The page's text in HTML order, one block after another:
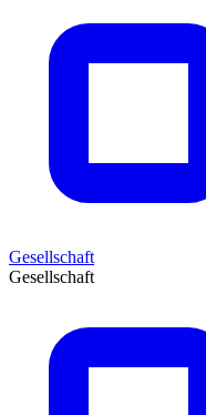
Gesellschaft
Gesellschaft